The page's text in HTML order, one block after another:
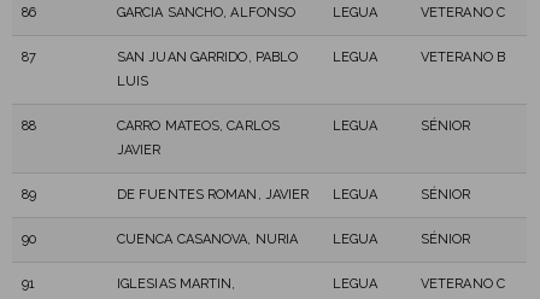
86 GARCIA SANCHO, ALFONSO LEGUA VETERANO C
87
SAN JUAN GARRIDO, PABLO
LUIS
LEGUA VETERANO B
88
CARRO MATEOS, CARLOS
JAVIER
LEGUA SÉNIOR
89 DE FUENTES ROMAN, JAVIER LEGUA SÉNIOR
90 CUENCA CASANOVA, NURIA LEGUA SÉNIOR
91
IGLESIAS MARTIN,
LEGUA VETERANO C